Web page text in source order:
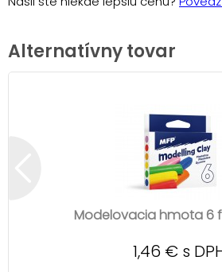
Alternatívny tovar
Modelovacia hmota 6
1,46 € s